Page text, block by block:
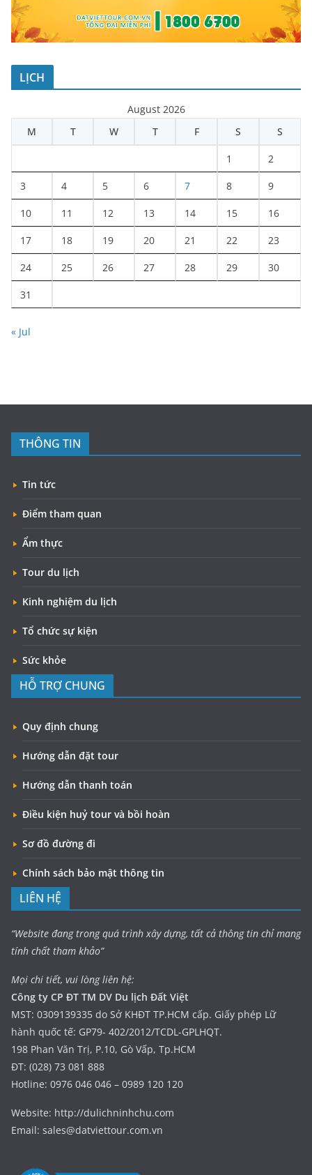
LỊCH
August 2026
M
T W T F S S
1 2
3 4 5 6 7 8 9
10 11 12 13 14 15 16
17 18 19 20 21 22 23
24 25 26 27 28 29 30
31
« Jul
THÔNG TIN
Tin tức
Điểm tham quan
Ẩm thực
Tour du lịch
Kinh nghiệm du lịch
Tổ chức sự kiện
Sức khỏe
HỖ TRỢ CHUNG
Quy định chung
Hướng dẫn đặt tour
Hướng dẫn thanh toán
Điều kiện huỷ tour và bồi hoàn
Sơ đồ đường đi
Chính sách bảo mật thông tin
LIÊN HỆ
“Website đang trong quá trình xây dựng, tất cả thông tin chỉ mang
tính chất tham khảo”
Mọi chi tiết, vui lòng liên hệ:
Công ty CP ĐT TM DV Du lịch Đất Việt
MST: 0309139335 do Sở KHĐT TP.HCM cấp. Giấy phép Lữ
hành quốc tế: GP79- 402/2012/TCDL-GPLHQT.
198 Phan Văn Trị, P.10, Gò Vấp, Tp.HCM
ĐT: (028) 73 081 888
Hotline: 0976 046 046 – 0989 120 120
Website: http://dulichninhchu.com
Email: sales@datviettour.com.vn